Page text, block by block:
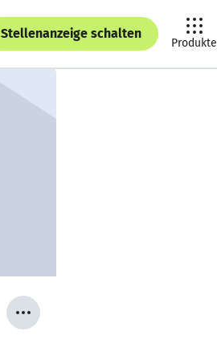
Stellenanzeige schalten
Produkte